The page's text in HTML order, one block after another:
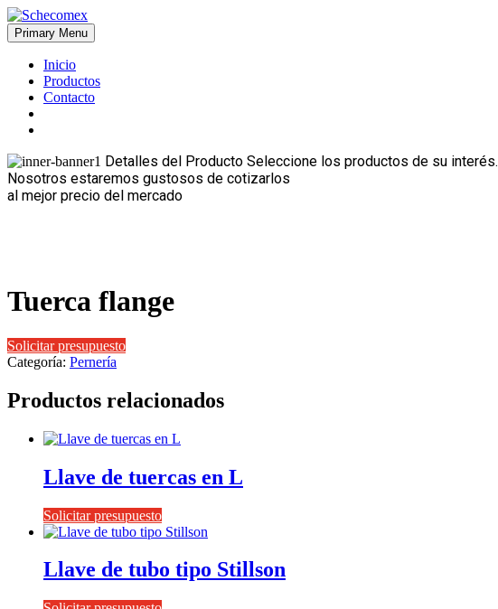
Skip
to
content
Schecomex
Herramientas, materiales y acabados para la construcción
Primary Menu
Inicio
Productos
Contacto
Detalles del Producto Seleccione los productos de su interés.
Nosotros estaremos gustosos de cotizarlos
al mejor precio del mercado
Tuerca flange
Solicitar presupuesto
Categoría: Pernería
Productos relacionados
Llave de tuercas en L
Solicitar presupuesto
Llave de tubo tipo Stillson